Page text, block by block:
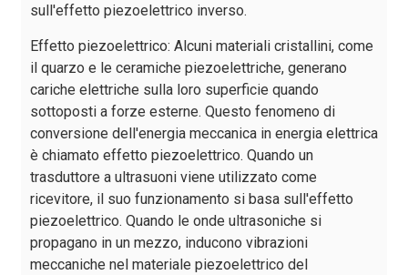
sull'effetto piezoelettrico inverso.
Effetto piezoelettrico: Alcuni materiali cristallini, come
il quarzo e le ceramiche piezoelettriche, generano
cariche elettriche sulla loro superficie quando
sottoposti a forze esterne. Questo fenomeno di
conversione dell'energia meccanica in energia elettrica
è chiamato effetto piezoelettrico. Quando un
trasduttore a ultrasuoni viene utilizzato come
ricevitore, il suo funzionamento si basa sull'effetto
piezoelettrico. Quando le onde ultrasoniche si
propagano in un mezzo, inducono vibrazioni
meccaniche nel materiale piezoelettrico del